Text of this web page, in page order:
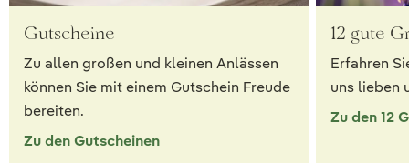
Gutscheine
Zu allen großen und kleinen Anlässen
können Sie mit einem Gutschein Freude
bereiten.
Zu den Gutscheinen
12 gute
Erfahren
uns lieben
Zu den 12